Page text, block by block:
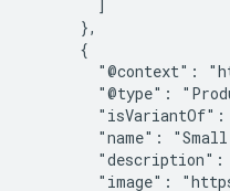
        ]
      },
      {
"@context":
"@type":
"name": "Small
"image":